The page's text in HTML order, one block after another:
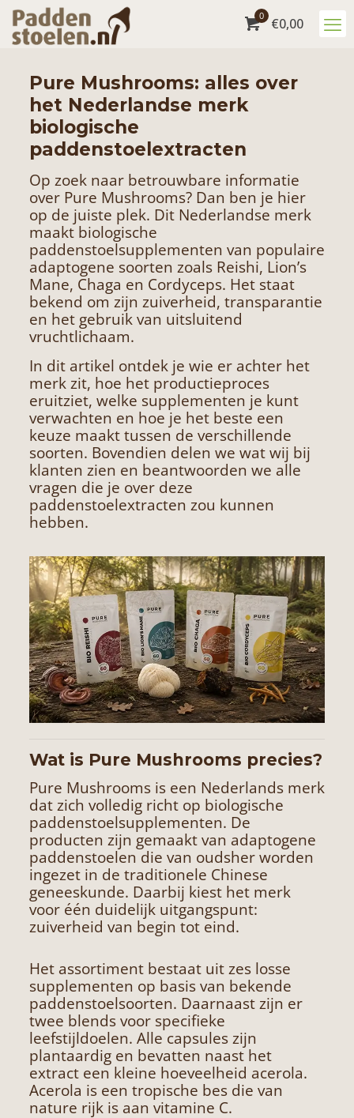
0 €0,00
Pure Mushrooms: alles over
het Nederlandse merk
biologische
paddenstoelextracten
Op zoek naar betrouwbare informatie
over Pure Mushrooms? Dan ben je hier
op de juiste plek. Dit Nederlandse merk
maakt biologische
paddenstoelsupplementen van populaire
adaptogene soorten zoals Reishi, Lion’s
Mane, Chaga en Cordyceps. Het staat
bekend om zijn zuiverheid, transparantie
en het gebruik van uitsluitend
vruchtlichaam.
In dit artikel ontdek je wie er achter het
merk zit, hoe het productieproces
eruitziet, welke supplementen je kunt
verwachten en hoe je het beste een
keuze maakt tussen de verschillende
soorten. Bovendien delen we wat wij bij
klanten zien en beantwoorden we alle
vragen die je over deze
paddenstoelextracten zou kunnen
hebben.
Wat is Pure Mushrooms precies?
Pure Mushrooms is een Nederlands merk
dat zich volledig richt op biologische
paddenstoelsupplementen. De
producten zijn gemaakt van adaptogene
paddenstoelen die van oudsher worden
ingezet in de traditionele Chinese
geneeskunde. Daarbij kiest het merk
voor één duidelijk uitgangspunt:
zuiverheid van begin tot eind.
Het assortiment bestaat uit zes losse
supplementen op basis van bekende
paddenstoelsoorten. Daarnaast zijn er
twee blends voor specifieke
leefstijldoelen. Alle capsules zijn
plantaardig en bevatten naast het
extract een kleine hoeveelheid acerola.
Acerola is een tropische bes die van
nature rijk is aan vitamine C.